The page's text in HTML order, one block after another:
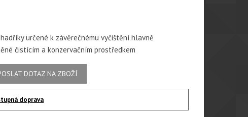
určené k závěrečnému vyčištění hlavně
čistícím a konzervačním prostředkem
DOTAZ NA ZBOŽÍ
doprava